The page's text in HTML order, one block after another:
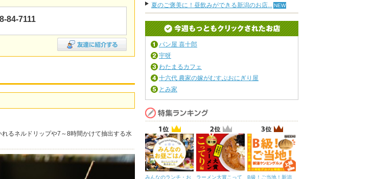
84-7111
るネルドリップや7～8時間かけて抽出する水
夏のご褒美に！昼飲みができる新潟のお店...
パン屋 喜十郎
宇呀
わたまるカフェ
十六代 農家の嫁がむすぶおにぎり屋
とみ家
みんなのランチ・お
ラーメン大賞こって
B級！ご当地！新潟